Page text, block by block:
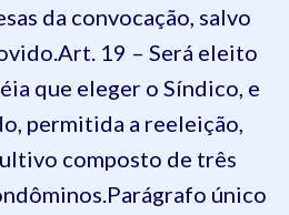
da convocação, salvo
Art. 19 – Será eleito
que eleger o Síndico, e
permitida a reeleição,
composto de três
Parágrafo único